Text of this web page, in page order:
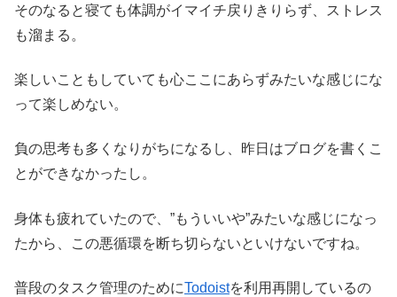
そのなると寝ても体調がイマイチ戻りきりらず、ストレス
も溜まる。
楽しいこともしていても心ここにあらずみたいな感じにな
って楽しめない。
負の思考も多くなりがちになるし、昨日はブログを書くこ
とができなかったし。
身体も疲れていたので、”もういいや”みたいな感じになっ
たから、この悪循環を断ち切らないといけないですね。
普段のタスク管理のためにTodoistを利用再開しているの